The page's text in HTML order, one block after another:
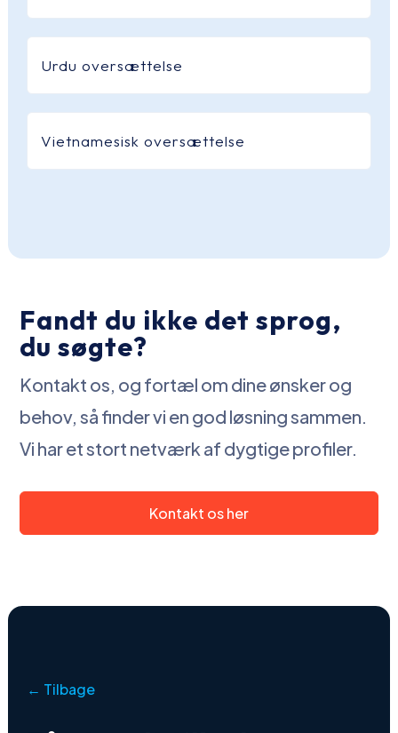
Urdu oversættelse
Vietnamesisk oversættelse
Fandt du ikke det sprog,
du søgte?
Kontakt os, og fortæl om dine ønsker og
behov, så finder vi en god løsning sammen.
Vi har et stort netværk af dygtige profiler.
Kontakt os her
← Tilbage